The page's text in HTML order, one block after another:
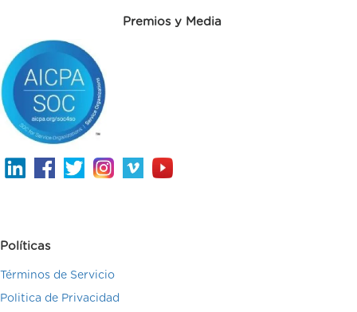
Premios y Media
Políticas
Términos de Servicio
Politica de Privacidad